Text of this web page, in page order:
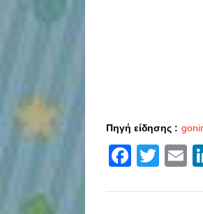
Πηγή είδησης :